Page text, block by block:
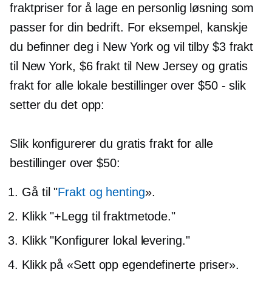
fraktpriser for å lage en personlig løsning som
passer for din bedrift. For eksempel, kanskje
du befinner deg i New York og vil tilby $3 frakt
til New York, $6 frakt til New Jersey og gratis
frakt for alle lokale bestillinger over $50 - slik
setter du det opp:
Slik konfigurerer du gratis frakt for alle
bestillinger over $50:
Gå til "Frakt og henting».
Klikk "+Legg til fraktmetode."
Klikk "Konfigurer lokal levering."
Klikk på «Sett opp egendefinerte priser».